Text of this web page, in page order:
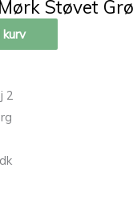
Støvet
2